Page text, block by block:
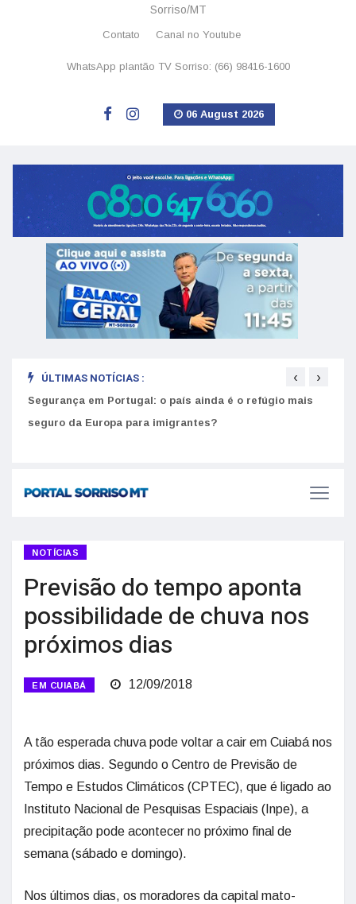
Sorriso/MT
Contato Canal no Youtube
WhatsApp plantão TV Sorriso: (66) 98416-1600
06 August 2026
ÚLTIMAS NOTÍCIAS :
Segurança em Portugal: o país ainda é o refúgio mais
seguro da Europa para imigrantes?
‹ ›
NOTÍCIAS
Previsão do tempo aponta
possibilidade de chuva nos
próximos dias
EM CUIABÁ 12/09/2018
A tão esperada chuva pode voltar a cair em Cuiabá nos
próximos dias. Segundo o Centro de Previsão de
Tempo e Estudos Climáticos (CPTEC), que é ligado ao
Instituto Nacional de Pesquisas Espaciais (Inpe), a
precipitação pode acontecer no próximo final de
semana (sábado e domingo).
Nos últimos dias, os moradores da capital mato-